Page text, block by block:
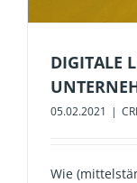
DIGITALE
05.02.2021 |
Wie